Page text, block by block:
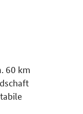
60 km